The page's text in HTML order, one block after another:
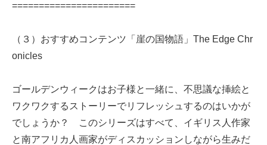
=======================
（３）おすすめコンテンツ「崖の国物語」The Edge Chr
onicles
ゴールデンウィークはお子様と一緒に、不思議な挿絵と
ワクワクするストーリーでリフレッシュするのはいかが
でしょうか？ このシリーズはすべて、イギリス人作家
と南アフリカ人画家がディスカッションしながら生みだ